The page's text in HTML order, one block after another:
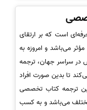
است که بر ارتقای
می‌باشد و امروزه به
سراسر جهان، ترجمه
تا بدین صورت افراد
ترجمه کتاب تخصصی
می‌باشد و به کسب